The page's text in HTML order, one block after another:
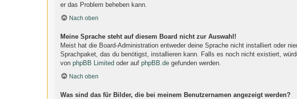
er das Problem beheben kann.
Nach oben
Meine Sprache steht auf diesem Board nicht zur Auswahl!
Meist hat die Board-Administration entweder deine Sprache nicht installiert oder
Sprachpaket, das du benötigst, installieren kann. Falls es noch nicht existiert,
von phpBB Limited oder auf phpBB.de gefunden werden.
Nach oben
Was sind das für Bilder, die bei meinem Benutzernamen angezeigt werden?